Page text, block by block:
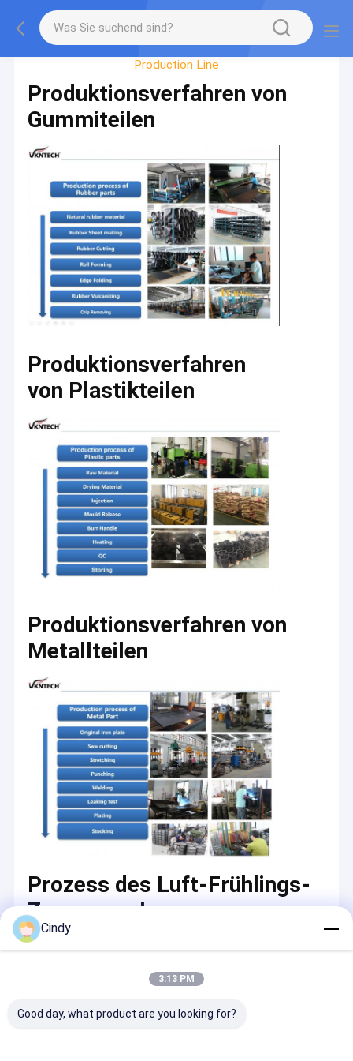
Factory Tour
Production Line
Produktionsverfahren von
Gummiteilen
Produktionsverfahren
von Plastikteilen
Produktionsverfahren von
Metallteilen
Prozess des Luft-Frühlings-
Zusammenbauens
Cindy
3:13 PM
Good day, what product are you looking for?